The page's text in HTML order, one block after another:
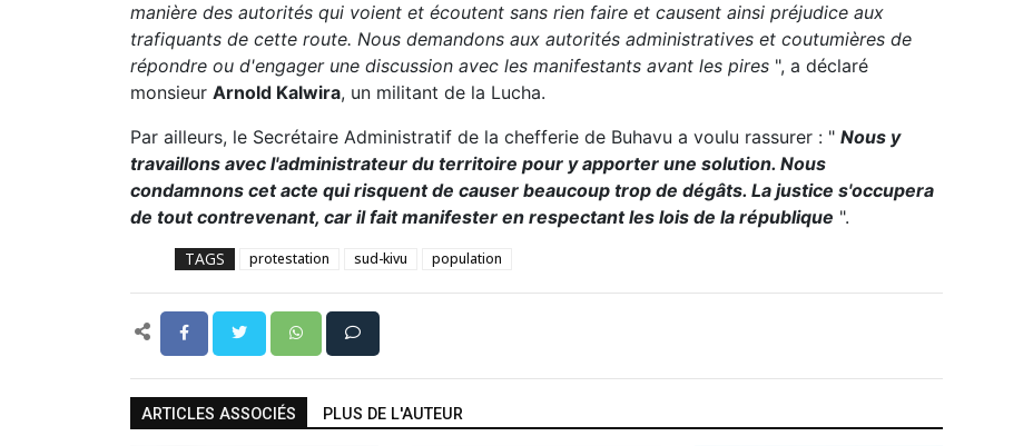
manière des autorités qui voient et écoutent sans rien faire et causent ainsi préjudice aux
trafiquants de cette route. Nous demandons aux autorités administratives et coutumières de
répondre ou d'engager une discussion avec les manifestants avant les pires ", a déclaré
monsieur Arnold Kalwira, un militant de la Lucha.
Par ailleurs, le Secrétaire Administratif de la chefferie de Buhavu a voulu rassurer : " Nous y
travaillons avec l'administrateur du territoire pour y apporter une solution. Nous
condamnons cet acte qui risquent de causer beaucoup trop de dégâts. La justice s'occupera
de tout contrevenant, car il fait manifester en respectant les lois de la république ".
TAGS protestation sud-kivu population
ARTICLES ASSOCIÉS PLUS DE L'AUTEUR